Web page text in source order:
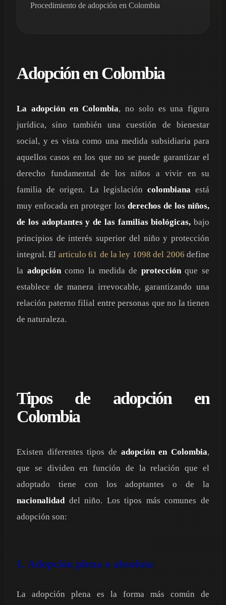
Procedimiento de adopción en Colombia
Adopción en Colombia
La adopción en Colombia, no solo es una figura
jurídica, sino también una cuestión de bienestar
social, y es vista como una medida subsidiaria para
aquellos casos en los que no se puede garantizar el
derecho fundamental de los niños a vivir en su
familia de origen. La legislación colombianaestá
muy enfocada en proteger los derechos de los niños,
de los adoptantes y de las familias biológicas, bajo
principios de interés superior del niño y protección
integral. El articulo 61 de la ley 1098 del 2006 define
la adopcióncomo la medida de protecciónque se
establece de manera irrevocable, garantizando una
relación paterno filial entre personas que no la tienen
de naturaleza.
Tipos de adopción en
Colombia
Existen diferentes tipos de adopción en Colombia,
que se dividen en función de la relación que el
adoptado tiene con los adoptantes o de la
nacionalidaddel niño. Los tipos más comunes de
adopción son:
1. Adopción plena o absoluta
La adopción plena es la forma más común de